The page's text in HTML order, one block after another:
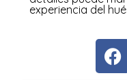
experiencia del